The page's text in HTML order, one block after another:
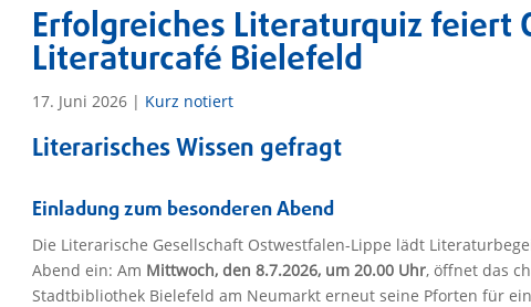
Erfolgreiches Literaturquiz feiert
Literaturcafé Bielefeld
17. Juni 2026| Kurz notiert
Literarisches Wissen gefragt
Einladung zum besonderen Abend
Die Literarische Gesellschaft Ostwestfalen-Lippe lädt
Abend ein: Am Mittwoch, den 8.7.2026, um 20.00 Uhr, öffnet das
Stadtbibliothek Bielefeld am Neumarkt erneut seine Pforten für